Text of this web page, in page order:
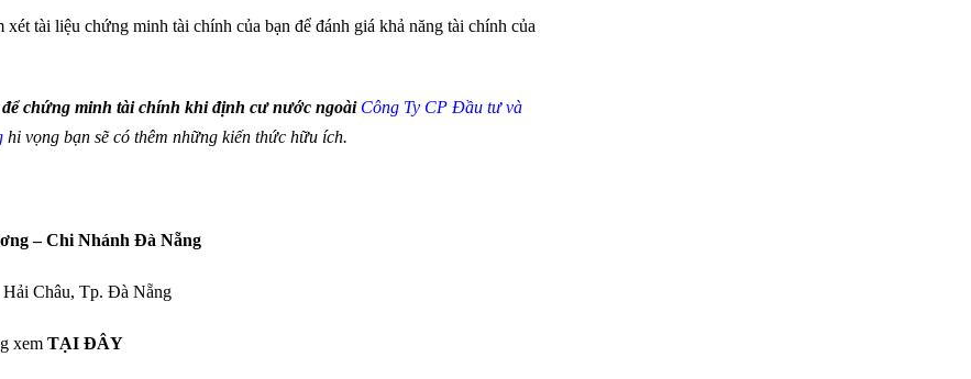
tài liệu chứng minh tài chính của bạn để đánh giá khả năng tài chính của
chứng minh tài chính khi định cư nước ngoài Công Ty CP Đầu tư và
hi vọng bạn sẽ có thêm những kiến thức hữu ích.
– Chi Nhánh Đà Nẵng
Châu, Tp. Đà Nẵng
xem TẠI ĐÂY